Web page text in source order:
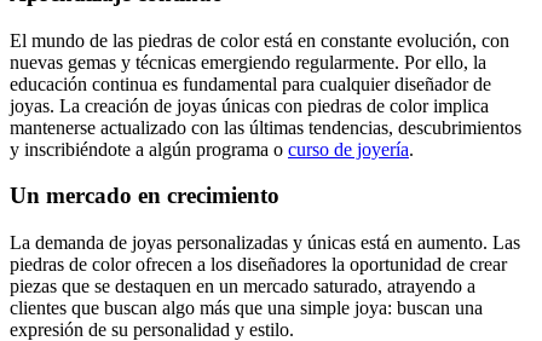
El mundo de las piedras de color está en constante evolución, con
nuevas gemas y técnicas emergiendo regularmente. Por ello, la
educación continua es fundamental para cualquier diseñador de
joyas. La creación de joyas únicas con piedras de color implica
mantenerse actualizado con las últimas tendencias, descubrimientos
y inscribiéndote a algún programa o curso de joyería.
Un mercado en crecimiento
La demanda de joyas personalizadas y únicas está en aumento. Las
piedras de color ofrecen a los diseñadores la oportunidad de crear
piezas que se destaquen en un mercado saturado, atrayendo a
clientes que buscan algo más que una simple joya: buscan una
expresión de su personalidad y estilo.